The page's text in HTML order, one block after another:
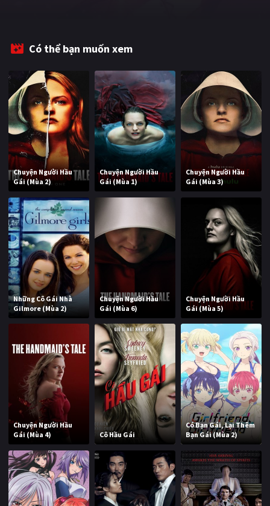
Có thể bạn muốn xem
Chuyện Người Hầu
Gái (Mùa 2)
Chuyện Người Hầu
Gái (Mùa 1)
Chuyện Người Hầu
Gái (Mùa 3)
Những Cô Gái Nhà
Gilmore (Mùa 2)
Chuyện Người Hầu
Gái (Mùa 6)
Chuyện Người Hầu
Gái (Mùa 5)
Chuyện Người Hầu
Gái (Mùa 4)
Cô Hầu Gái
Có Bạn Gái, Lại Thêm
Bạn Gái (Mùa 2)